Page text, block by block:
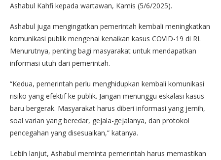
Ashabul Kahfi kepada wartawan, Kamis (5/6/2025).
Ashabul juga mengingatkan pemerintah kembali meningkatkan
komunikasi publik mengenai kenaikan kasus COVID-19 di RI.
Menurutnya, penting bagi masyarakat untuk mendapatkan
informasi utuh dari pemerintah.
“Kedua, pemerintah perlu menghidupkan kembali komunikasi
risiko yang efektif ke publik. Jangan menunggu eskalasi kasus
baru bergerak. Masyarakat harus diberi informasi yang jernih,
soal varian yang beredar, gejala-gejalanya, dan protokol
pencegahan yang disesuaikan,” katanya.
Lebih lanjut, Ashabul meminta pemerintah harus memastikan